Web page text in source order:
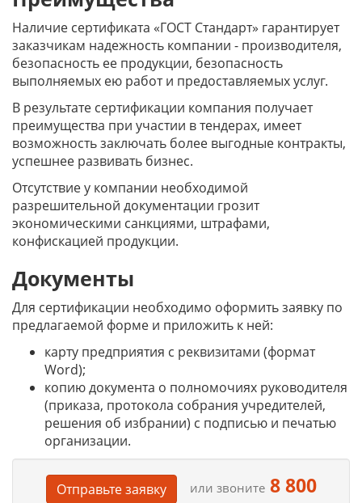
Наличие сертификата «ГОСТ Стандарт» гарантирует
заказчикам надежность компании - производителя,
безопасность ее продукции, безопасность
выполняемых ею работ и предоставляемых услуг.
В результате сертификации компания получает
преимущества при участии в тендерах, имеет
возможность заключать более выгодные контракты,
успешнее развивать бизнес.
Отсутствие у компании необходимой
разрешительной документации грозит
экономическими санкциями, штрафами,
конфискацией продукции.
Документы
Для сертификации необходимо оформить заявку по
предлагаемой форме и приложить к ней:
карту предприятия с реквизитами (формат
Word);
копию документа о полномочиях руководителя
(приказа, протокола собрания учредителей,
решения об избрании) с подписью и печатью
организации.
Отправьте заявку или звоните8 800